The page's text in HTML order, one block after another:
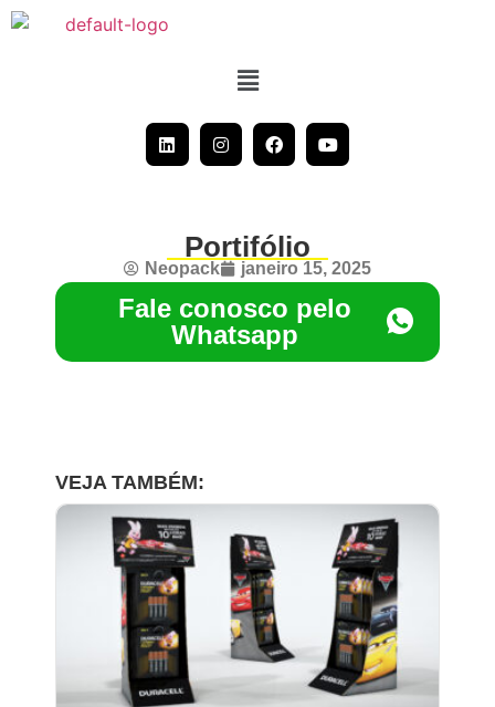
Portifólio
Neopack janeiro 15, 2025
Fale conosco pelo
Whatsapp
VEJA TAMBÉM: